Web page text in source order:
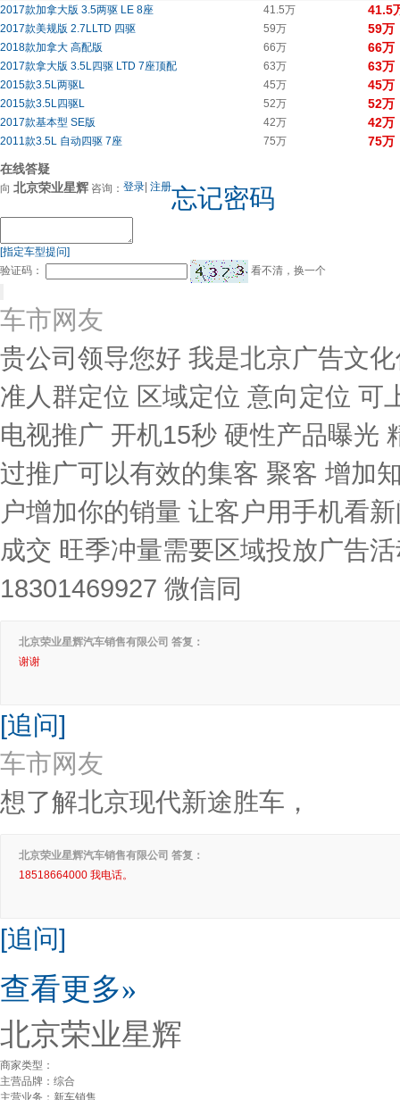
2017款加拿大版 3.5两驱 LE 8座
41.5万 41.5
2017款美规版 2.7LLTD 四驱 59万 59万
2018款加拿大 高配版 66万 66万
2017款拿大版 3.5L四驱 LTD 7座顶配 63万 63万
2015款3.5L两驱L 45万 45万
2015款3.5L四驱L 52万 52万
2017款基本型 SE版 42万 42万
2011款3.5L 自动四驱 7座 75万
75万
在线答疑
向 北京荣业星辉 咨询： 登录 注册忘记密码
[指定车型提问]
验证码：
看不清，换一个
车市网友
贵公司领导您好 我是北京广告文
准人群定位 区域定位 意向定位 可
电视推广 开机15秒 硬性产品曝光
过推广可以有效的集客 聚客 增加
户增加你的销量 让客户用手机看
成交 旺季冲量需要区域投放广告
18301469927 微信同
北京荣业星辉汽车销售有限公司 答复：
谢谢
[追问]
车市网友
想了解北京现代新途胜车，
北京荣业星辉汽车销售有限公司 答复：
18518664000 我电话。
[追问]
查看更多»
北京荣业星辉
商家类型：
主营品牌： 综合
主营业务： 新车销售